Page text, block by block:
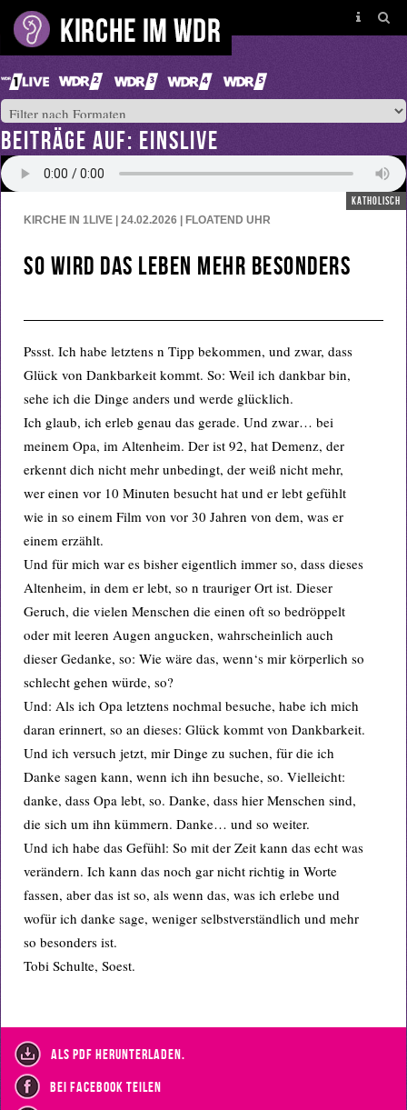
BEITRÄGE AUF: EINSLIVE
katholisch
KIRCHE IN 1LIVE | 24.02.2026 | FLOATEND UHR
So wird das Leben mehr besonders
Pssst. Ich habe letztens n Tipp bekommen, und zwar, dass
Glück von Dankbarkeit kommt. So: Weil ich dankbar bin,
sehe ich die Dinge anders und werde glücklich.
Ich glaub, ich erleb genau das gerade. Und zwar… bei
meinem Opa, im Altenheim. Der ist 92, hat Demenz, der
erkennt dich nicht mehr unbedingt, der weiß nicht mehr,
wer einen vor 10 Minuten besucht hat und er lebt gefühlt
wie in so einem Film von vor 30 Jahren von dem, was er
einem erzählt.
Und für mich war es bisher eigentlich immer so, dass dieses
Altenheim, in dem er lebt, so n trauriger Ort ist. Dieser
Geruch, die vielen Menschen die einen oft so bedröppelt
oder mit leeren Augen angucken, wahrscheinlich auch
dieser Gedanke, so: Wie wäre das, wenn‘s mir körperlich so
schlecht gehen würde, so?
Und: Als ich Opa letztens nochmal besuche, habe ich mich
daran erinnert, so an dieses: Glück kommt von Dankbarkeit.
Und ich versuch jetzt, mir Dinge zu suchen, für die ich
Danke sagen kann, wenn ich ihn besuche, so. Vielleicht:
danke, dass Opa lebt, so. Danke, dass hier Menschen sind,
die sich um ihn kümmern. Danke… und so weiter.
Und ich habe das Gefühl: So mit der Zeit kann das echt was
verändern. Ich kann das noch gar nicht richtig in Worte
fassen, aber das ist so, als wenn das, was ich erlebe und
wofür ich danke sage, weniger selbstverständlich und mehr
so besonders ist.
Tobi Schulte, Soest.
als PDF herunterladen.
bei Facebook teilen